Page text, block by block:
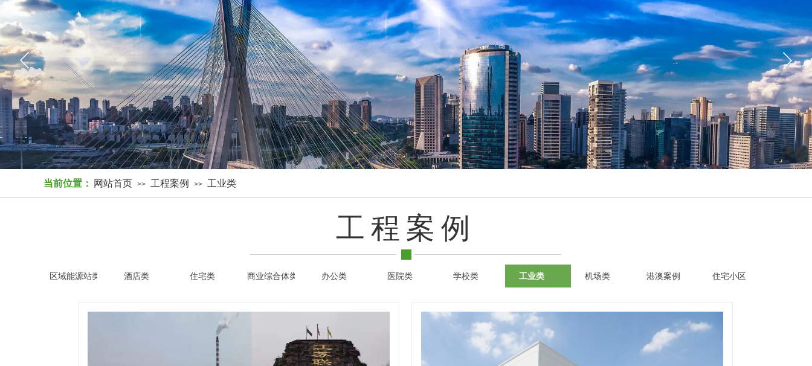
当前位置： 网站首页 >> 工程案例 >> 工业类
区域能源站类 酒店类 住宅类 商业综合体类 办公类 医院类 学校类 工业类 机场类 港澳案例 住宅小区
工程案例